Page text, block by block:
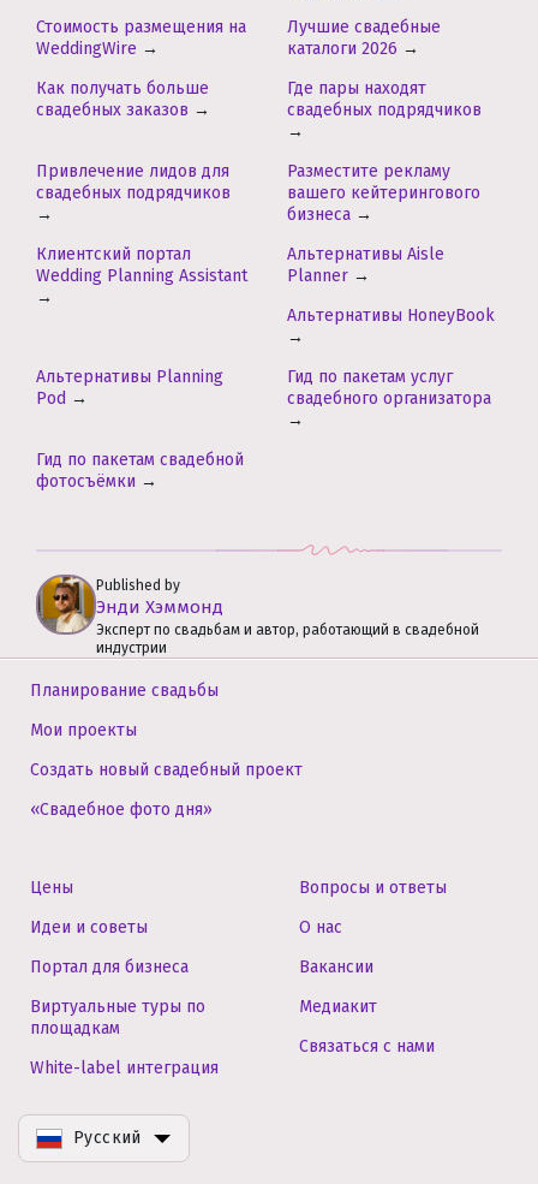
Стоимость размещения на
WeddingWire →
Лучшие свадебные
каталоги 2026 →
Как получать больше
свадебных заказов →
Где пары находят
свадебных подрядчиков
→
Привлечение лидов для
свадебных подрядчиков
→
Разместите рекламу
вашего кейтерингового
бизнеса →
Клиентский портал
Wedding Planning Assistant
→
Альтернативы Aisle
Planner →
Альтернативы HoneyBook
→
Альтернативы Planning
Pod →
Гид по пакетам услуг
свадебного организатора
→
Гид по пакетам свадебной
фотосъёмки →
Published by
Энди Хэммонд
Эксперт по свадьбам и автор, работающий в свадебной
индустрии
Планирование свадьбы
Мои проекты
Создать новый свадебный проект
«Свадебное фото дня»
Цены
Идеи и советы
Портал для бизнеса
Виртуальные туры по
площадкам
White-label интеграция
Вопросы и ответы
О нас
Вакансии
Медиакит
Связаться с нами
Русский